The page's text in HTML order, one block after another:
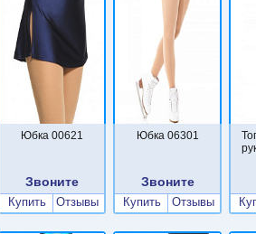
Юбка 00621
Звоните
Купить Отзывы
Юбка 06301
Звоните
Купить Отзывы